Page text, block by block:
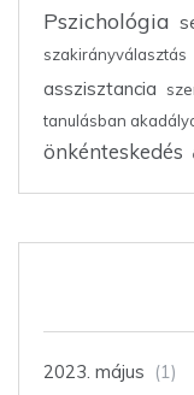
Pszichológia
szakirányválasztás
asszisztancia
tanulásban
önkénteskedés
2023. május (1)